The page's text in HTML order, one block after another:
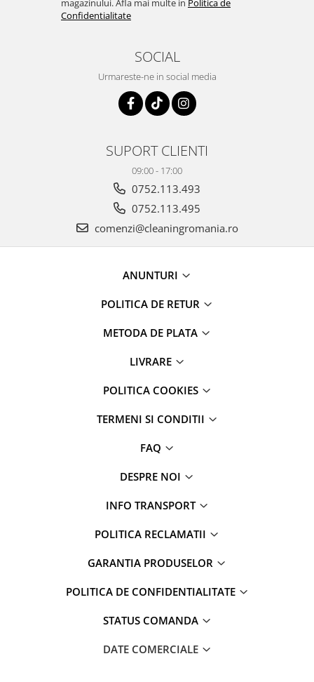
magazinului. Afla mai multe in Politica de
Confidentialitate
SOCIAL
Urmareste-ne in social media
SUPORT CLIENTI
09:00 - 17:00
0752.113.493
0752.113.495
comenzi@cleaningromania.ro
ANUNTURI
POLITICA DE RETUR
METODA DE PLATA
LIVRARE
POLITICA COOKIES
TERMENI SI CONDITII
FAQ
DESPRE NOI
INFO TRANSPORT
POLITICA RECLAMATII
GARANTIA PRODUSELOR
POLITICA DE CONFIDENTIALITATE
STATUS COMANDA
DATE COMERCIALE